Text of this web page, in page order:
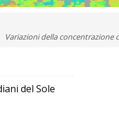
Variazioni della concentrazione
del Sole